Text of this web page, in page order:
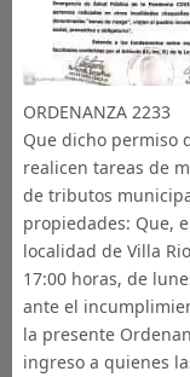
ORDENANZA 2233
Que dicho permiso
realicen tareas de
de tributos
propiedades: Que,
localidad de Villa
17:00 horas, de
ante el
la presente
ingreso a quienes